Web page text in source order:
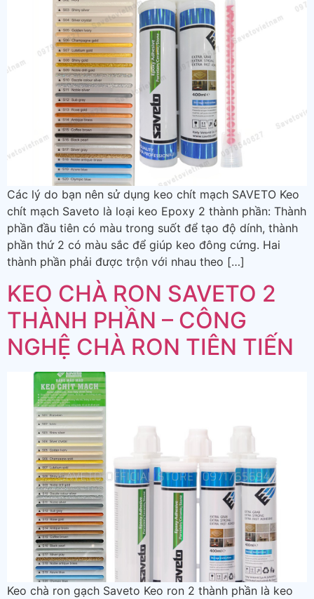
Các lý do bạn nên sử dụng keo chít mạch SAVETO Keo
chít mạch Saveto là loại keo Epoxy 2 thành phần: Thành
phần đầu tiên có màu trong suốt để tạo độ dính, thành
phần thứ 2 có màu sắc để giúp keo đông cứng. Hai
thành phần phải được trộn với nhau theo […]
KEO CHÀ RON SAVETO 2
THÀNH PHẦN – CÔNG
NGHỆ CHÀ RON TIÊN TIẾN
Keo chà ron gạch Saveto Keo ron 2 thành phần là keo